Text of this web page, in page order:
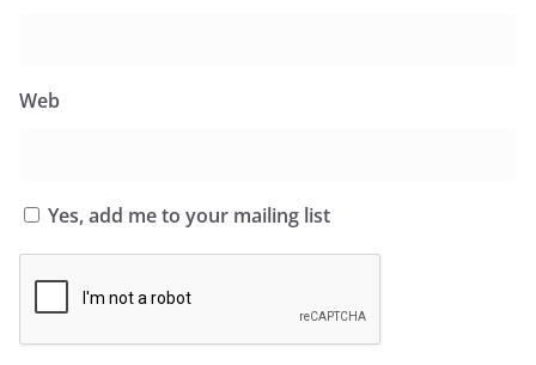
Web
Yes, add me to your mailing list